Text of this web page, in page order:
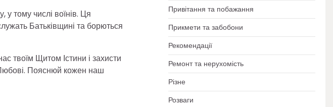
у тому числі воїнів. Ця
Батьківщині та борються
твоїм Щитом Істини і захисти
Пояснюй кожен наш
Привітання та побажання
Прикмети та забобони
Рекомендації
Ремонт та нерухомість
Різне
Розваги